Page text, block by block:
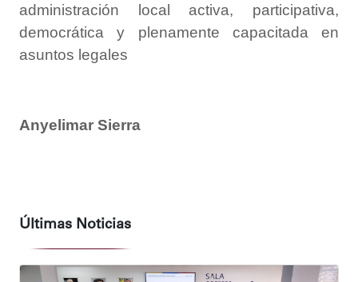
administración local activa, participativa,
democrática y plenamente capacitada en
asuntos legales
Anyelimar Sierra
Últimas Noticias